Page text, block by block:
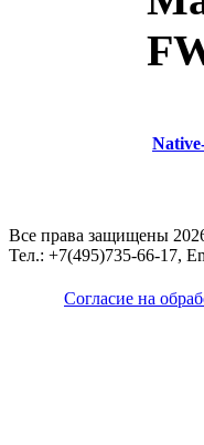
Все права защищены
Тел.: +7(495)735-66-17,
Согласие на